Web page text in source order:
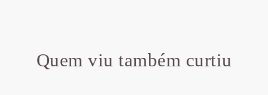
Quem viu também curtiu